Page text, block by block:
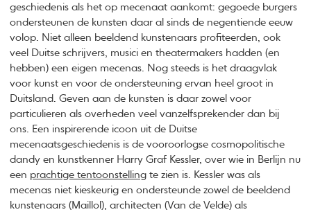
geschiedenis als het op mecenaat aankomt: gegoede burgers
ondersteunen de kunsten daar al sinds de negentiende eeuw
volop. Niet alleen beeldend kunstenaars profiteerden, ook
veel Duitse schrijvers, musici en theatermakers hadden (en
hebben) een eigen mecenas. Nog steeds is het draagvlak
voor kunst en voor de ondersteuning ervan heel groot in
Duitsland. Geven aan de kunsten is daar zowel voor
particulieren als overheden veel vanzelfsprekender dan bij
ons. Een inspirerende icoon uit de Duitse
mecenaatsgeschiedenis is de vooroorlogse cosmopolitische
dandy en kunstkenner Harry Graf Kessler, over wie in Berlijn nu
een prachtige tentoonstelling te zien is. Kessler was als
mecenas niet kieskeurig en ondersteunde zowel de beeldend
kunstenaars (Maillol), architecten (Van de Velde) als